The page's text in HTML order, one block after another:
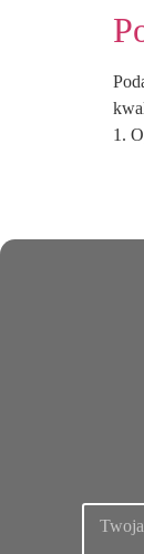
1.